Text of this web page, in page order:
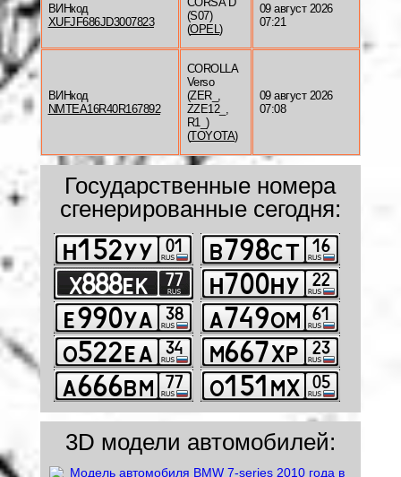
ВИНкод
XUFJF686JD3007823
(S07)
(OPEL)
09 август 2026
07:21
ВИНкод
NMTEA16R40R167892
COROLLA
Verso
(ZER_,
ZZE12_,
R1_)
(TOYOTA)
09 август 2026
07:08
Государственные номера
сгенерированные сегодня:
3D модели автомобилей: